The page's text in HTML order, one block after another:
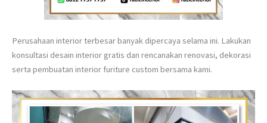
Perusahaan interior terbesar banyak dipercaya selama ini. Lakukan
konsultasi desain interior gratis dan rencanakan renovasi, dekorasi
serta pembuatan interior furiture custom bersama kami.